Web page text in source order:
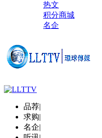
热文
积分商城
名企
品荐|
求购|
名企|